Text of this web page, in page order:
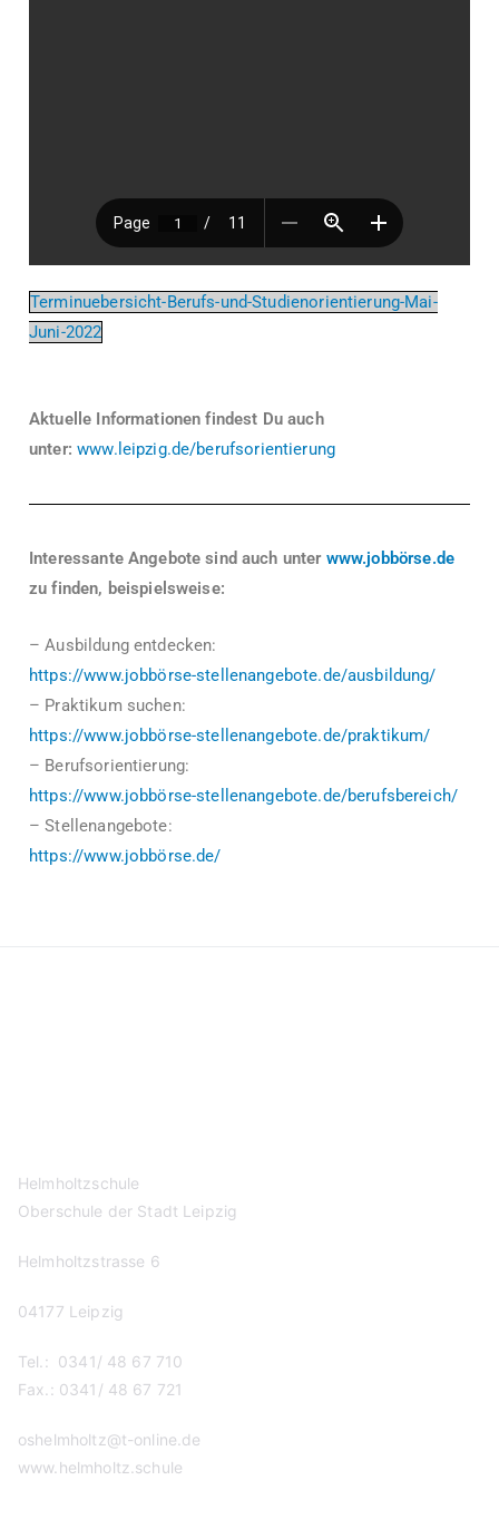
Terminuebersicht-Berufs-und-Studienorientierung-Mai-
Juni-2022
Aktuelle Informationen findest Du auch
unter: www.leipzig.de/berufsorientierung
Interessante Angebote sind auch unter www.jobbörse.de
zu finden, beispielsweise:
– Ausbildung entdecken:
https://www.jobbörse-stellenangebote.de/ausbildung/
– Praktikum suchen:
https://www.jobbörse-stellenangebote.de/praktikum/
– Berufsorientierung:
https://www.jobbörse-stellenangebote.de/berufsbereich/
– Stellenangebote:
https://www.jobbörse.de/
Helmholtzschule
Oberschule der Stadt Leipzig
Helmholtzstrasse 6
04177 Leipzig
Tel.: 0341/ 48 67 710
Fax.: 0341/ 48 67 721
oshelmholtz@t-online.de
www.helmholtz.schule